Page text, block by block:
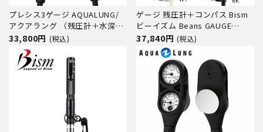
プレシス3ゲージ AQUALUNG/
アクアラング （残圧計＋水深計
＋コンパス）
33,800円 (税込)
ゲージ 残圧計＋コンパス Bism
ビーイズム Beans GAUGE
GB4121K ダイビング小物 ダイ
ビングアクセサリー
37,840円 (税込)